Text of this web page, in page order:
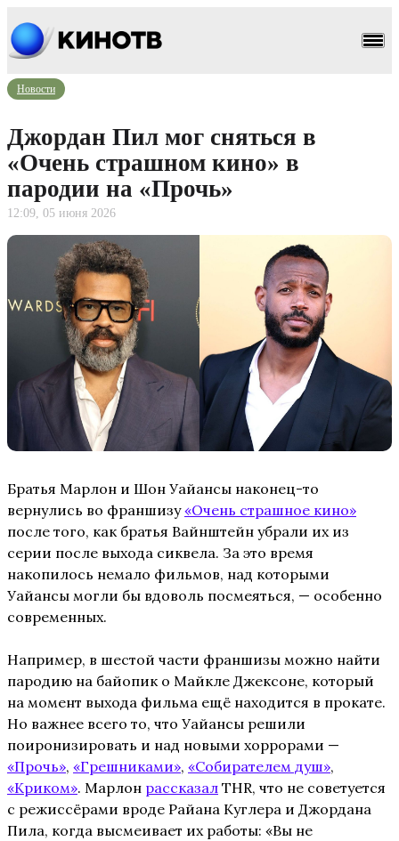
Новости
Джордан Пил мог сняться в
«Очень страшном кино» в
пародии на «Прочь»
12:09, 05 июня 2026
Братья Марлон и Шон Уайансы наконец-то
вернулись во франшизу«Очень страшное кино»
после того, как братья Вайнштейн убрали их из
серии после выхода сиквела. За это время
накопилось немало фильмов, над которыми
Уайансы могли бы вдоволь посмеяться, — особенно
современных.
Например, в шестой части франшизы можно найти
пародию на байопик о Майкле Джексоне, который
на момент выхода фильма ещё находится в прокате.
Но важнее всего то, что Уайансы решили
поиронизировать и над новыми хоррорами —
«Прочь», «Грешниками», «Собирателем душ»,
«Криком». Марлон рассказал THR, что не советуется
с режиссёрами вроде Райана Куглера и Джордана
Пила, когда высмеивает их работы: «Вы не